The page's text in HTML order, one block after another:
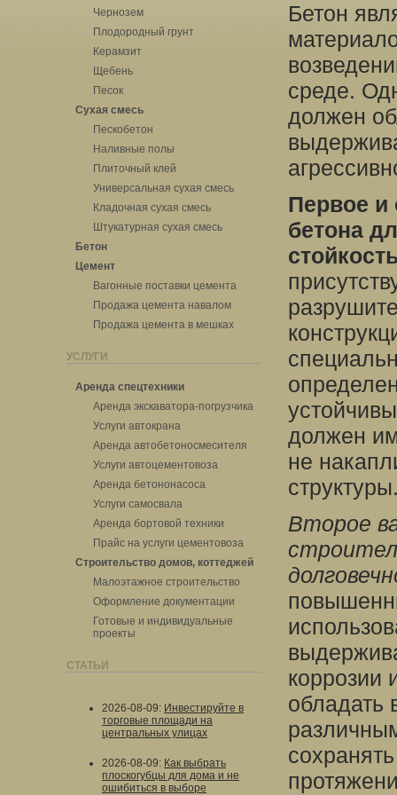
Чернозем
Плодородный грунт
Керамзит
Щебень
Песок
Сухая смесь
Пескобетон
Наливные полы
Плиточный клей
Универсальная сухая смесь
Кладочная сухая смесь
Штукатурная сухая смесь
Бетон
Цемент
Вагонные поставки цемента
Продажа цемента навалом
Продажа цемента в мешках
УСЛУГИ
Аренда спецтехники
Аренда экскаватора-погрузчика
Услуги автокрана
Аренда автобетоносмесителя
Услуги автоцементовоза
Аренда бетононасоса
Услуги самосвала
Аренда бортовой техники
Прайс на услуги цементовоза
Строительство домов, коттеджей
Малоэтажное строительство
Оформление документации
Готовые и индивидуальные
проекты
СТАТЬИ
2026-08-09: Инвестируйте в
торговые площади на
центральных улицах
2026-08-09: Как выбрать
плоскогубцы для дома и не
ошибиться в выборе
Бетон
среде.
должен
Первое и
бетона
должен
не
Второе
коррозии
обладать